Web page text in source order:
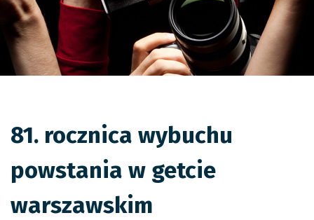
81. rocznica wybuchu
powstania w getcie
warszawskim